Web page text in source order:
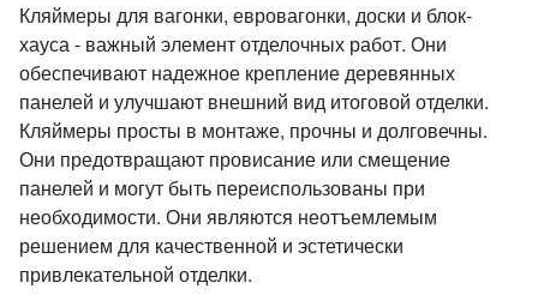
Кляймеры для вагонки, евровагонки, доски и блок-
хауса - важный элемент отделочных работ. Они
обеспечивают надежное крепление деревянных
панелей и улучшают внешний вид итоговой отделки.
Кляймеры просты в монтаже, прочны и долговечны.
Они предотвращают провисание или смещение
панелей и могут быть переиспользованы при
необходимости. Они являются неотъемлемым
решением для качественной и эстетически
привлекательной отделки.